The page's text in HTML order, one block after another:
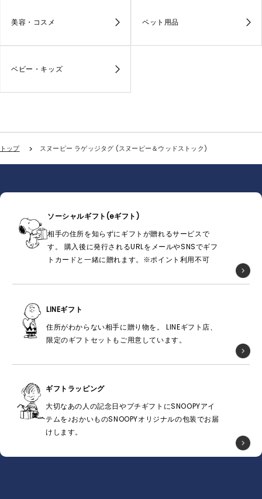
美容・コスメ ペット用品
ベビー・キッズ
トップ スヌーピー ラゲッジタグ (スヌーピー＆ウッドストック)
ソーシャルギフト(eギフト)
相手の住所を知らずにギフトが贈れるサービスで
す。 購入後に発行されるURLをメールやSNSでギフ
トカードと一緒に贈れます。※ポイント利用不可
LINEギフト
住所がわからない相手に贈り物を。 LINEギフト店、
限定のギフトセットもご用意しています。
ギフトラッピング
大切なあの人の記念日やプチギフトにSNOOPYアイ
テムを♪おかいものSNOOPYオリジナルの包装でお届
けします。